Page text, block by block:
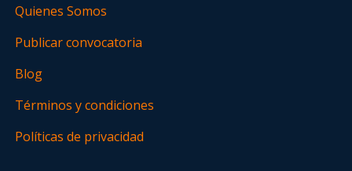
Quienes Somos
Publicar convocatoria
Blog
Términos y condiciones
Políticas de privacidad